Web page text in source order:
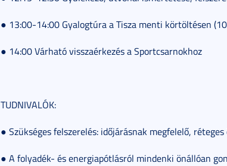
● 13:00-14:00 Gyalogtúra a Tisza menti körtöltésen
● 14:00 Várható visszaérkezés a Sportcsarnokhoz
TUDNIVALÓK:
● Szükséges felszerelés: időjárásnak megfelelő,
● A folyadék- és energiapótlásról mindenki önállóan